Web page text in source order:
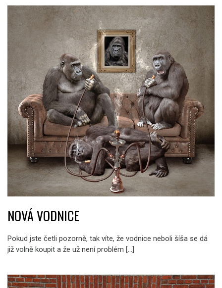
NOVÁ VODNICE
Pokud jste četli pozorně, tak víte, že vodnice neboli šíša se dá
již volně koupit a že už není problém […]